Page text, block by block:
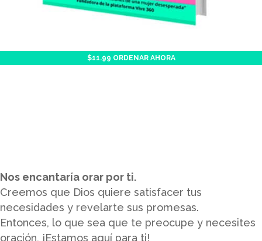
$11.99 ORDENAR AHORA
Nos encantaría orar por ti.
Creemos que Dios quiere satisfacer tus
necesidades y revelarte sus promesas.
Entonces, lo que sea que te preocupe y necesites
oración, ¡Estamos aquí para ti!